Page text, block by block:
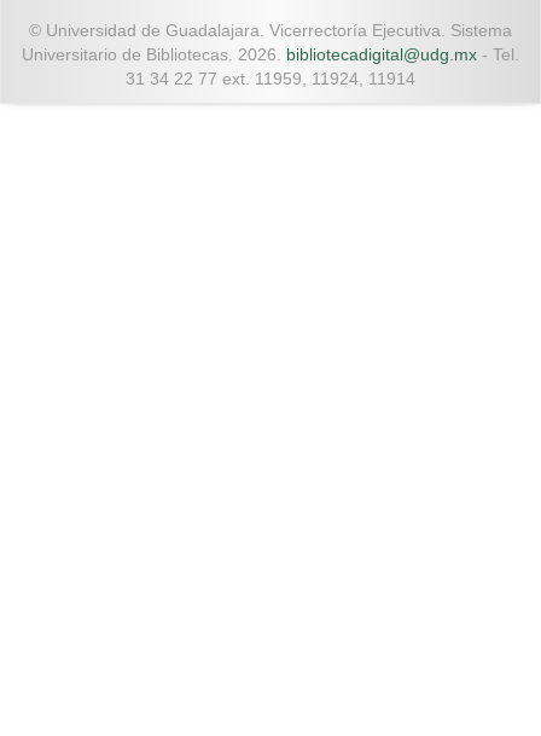
© Universidad de Guadalajara. Vicerrectoría Ejecutiva. Sistema
Universitario de Bibliotecas. 2026. bibliotecadigital@udg.mx - Tel.
31 34 22 77 ext. 11959, 11924, 11914